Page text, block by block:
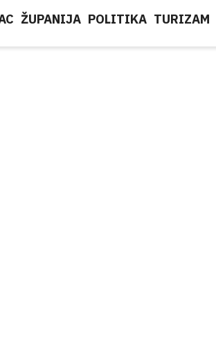
ŽUPANIJA POLITIKA TURIZAM